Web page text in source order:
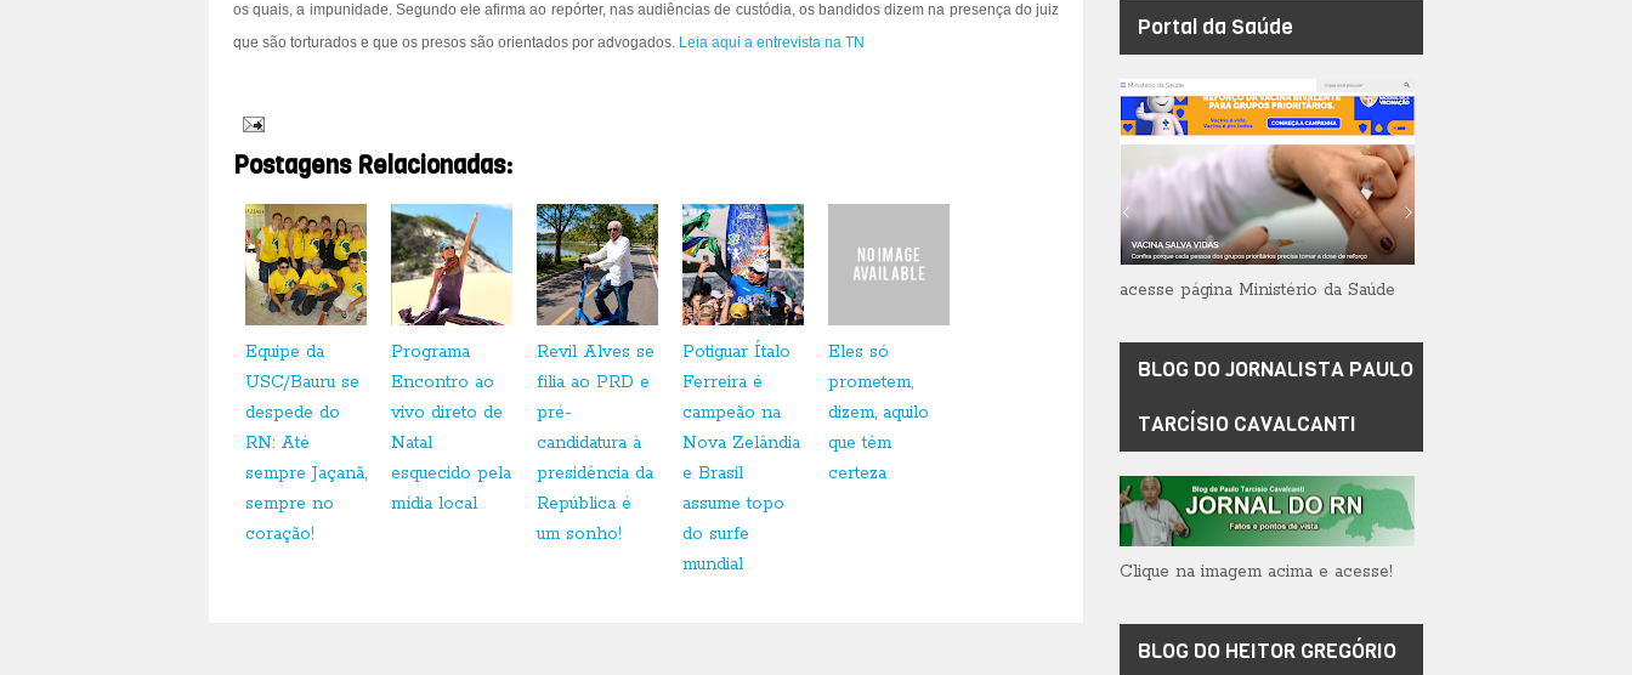
os quais, a impunidade. Segundo ele afirma ao repórter, nas audiências de custódia, os bandidos dizem na presença do juiz
que são torturados e que os presos são orientados por advogados. Leia aqui a entrevista na TN
Postagens Relacionadas:
Equipe da
USC/Bauru se
despede do
RN: Até
sempre Jaçanã,
sempre no
coração!
Programa
Encontro ao
vivo direto de
Natal
esquecido pela
mídia local
Revil Alves se
filia ao PRD e
pré-
candidatura à
presidência da
República é
um sonho!
Potiguar Ítalo
Ferreira é
campeão na
Nova Zelândia
e Brasil
assume topo
do surfe
mundial
Eles só
prometem,
dizem, aquilo
que têm
certeza
Portal da Saúde
acesse página Ministério da Saúde
BLOG DO JORNALISTA PAULO
TARCÍSIO CAVALCANTI
Clique na imagem acima e acesse!
BLOG DO HEITOR GREGÓRIO